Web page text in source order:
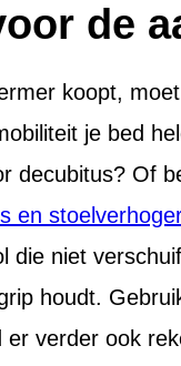
de
koopt,
je bed
decubitus? Of
en
die niet
houdt.
verder ook